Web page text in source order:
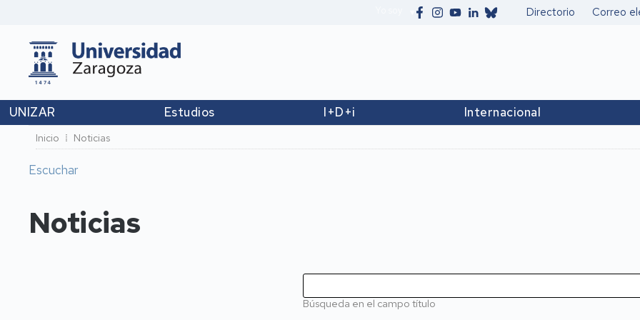
Secundario
Directorio Correo
UNIZAR Estudios I+D+i Internacional
Ruta
de
navegación
Inicio Noticias
Escuchar
Noticias
Búsqueda en el campo título